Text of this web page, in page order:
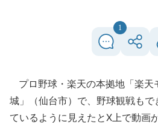
1
プロ野球・楽天の本拠地「楽天
城」（仙台市）で、野球観戦もで
ているように見えたとX上で動画